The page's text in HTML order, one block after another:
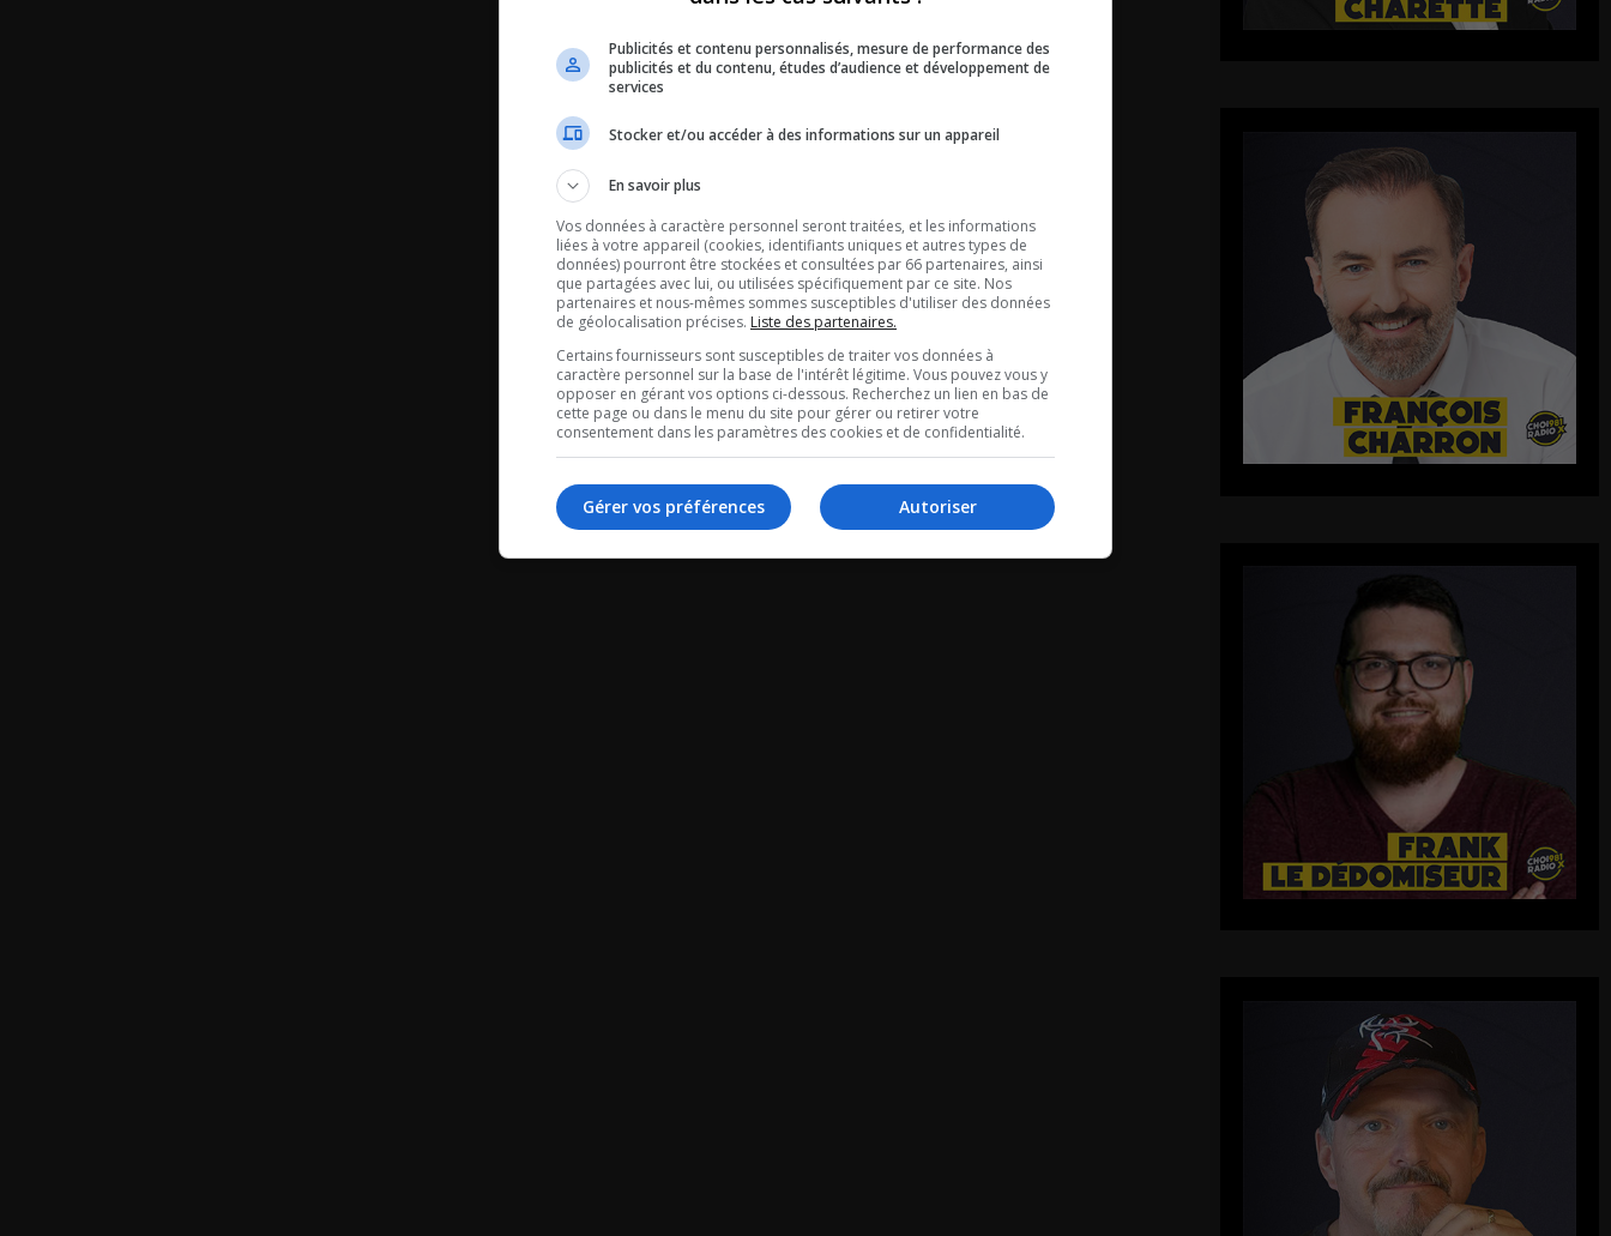
Publicités et contenu personnalisés, mesure de performance des
publicités et du contenu, études d’audience et développement de
services
Stocker et/ou accéder à des informations sur un appareil
En savoir plus
Vos données à caractère personnel seront traitées, et les informations
liées à votre appareil (cookies, identifiants uniques et autres types de
données) pourront être stockées et consultées par 66 partenaires, ainsi
que partagées avec lui, ou utilisées spécifiquement par ce site. Nos
partenaires et nous-mêmes sommes susceptibles d'utiliser des données
de géolocalisation précises. Liste des partenaires.
Certains fournisseurs sont susceptibles de traiter vos données à
caractère personnel sur la base de l'intérêt légitime. Vous pouvez vous y
opposer en gérant vos options ci-dessous. Recherchez un lien en bas de
cette page ou dans le menu du site pour gérer ou retirer votre
consentement dans les paramètres des cookies et de confidentialité.
Autoriser
Gérer vos préférences